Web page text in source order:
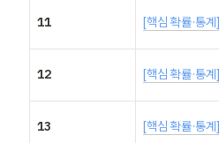
11 [핵심 확률·통계]
12 [핵심 확률·통계]
13 [핵심 확률·통계]